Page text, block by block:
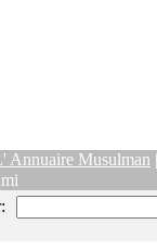
Annuaire Musulman